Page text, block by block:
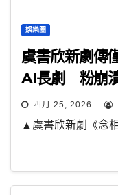
娛樂圈
虞書欣新劇傳
AI長劇 粉崩
四月 25, 2026
▲虞書欣新劇《念